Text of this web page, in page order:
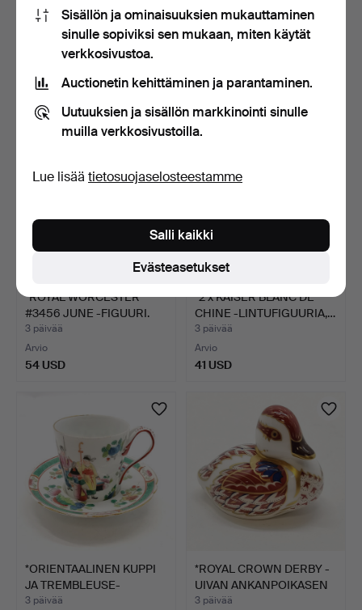
*ERÄ SEKALAISTA
KERAMIIKKAA /
VITRIINIESIN…
3 päivää
Arvio
41 USD
COPENHAGEN PIENI
Arvio
41 USD
*ROYAL WORCESTER
#3456 JUNE -FIGUURI.
3 päivää
Arvio
54 USD
*2 x KAISER BLANC DE
CHINE -LINTUFIGUURIA,…
3 päivää
Arvio
41 USD
*ORIENTAALINEN KUPPI
JA TREMBLEUSE-
ALUSLAU…
3 päivää
*ROYAL CROWN DERBY -
UIVAN ANKANPOIKASEN
PA…
3 päivää
Sisällön ja ominaisuuksien mukauttaminen
sinulle sopiviksi sen mukaan, miten käytät
verkkosivustoa.
Auctionetin kehittäminen ja parantaminen.
Uutuuksien ja sisällön markkinointi sinulle
muilla verkkosivustoilla.
Lue lisää tietosuojaselosteestamme
Evästeasetukset
Salli kaikki